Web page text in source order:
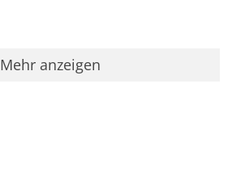
Mehr anzeigen